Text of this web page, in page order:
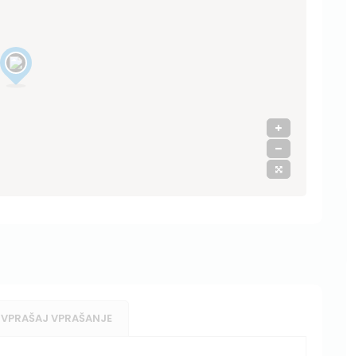
VPRAŠAJ VPRAŠANJE